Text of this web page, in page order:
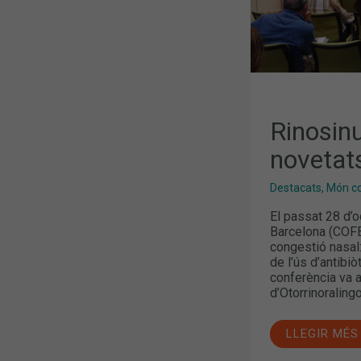
Destacats, Món
El passat 28
Barcelona
congestió
de l’ús
conferència va
LLEGIR MÉS